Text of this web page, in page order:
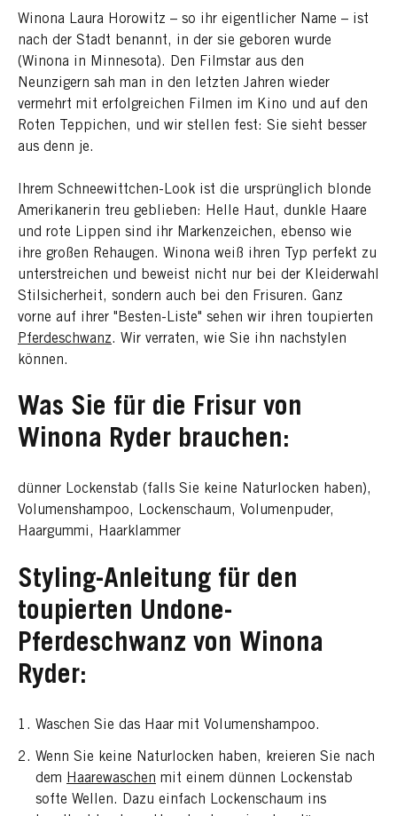
Winona Laura Horowitz – so ihr eigentlicher Name – ist
nach der Stadt benannt, in der sie geboren wurde
(Winona in Minnesota). Den Filmstar aus den
Neunzigern sah man in den letzten Jahren wieder
vermehrt mit erfolgreichen Filmen im Kino und auf den
Roten Teppichen, und wir stellen fest: Sie sieht besser
aus denn je.
Ihrem Schneewittchen-Look ist die ursprünglich blonde
Amerikanerin treu geblieben: Helle Haut, dunkle Haare
und rote Lippen sind ihr Markenzeichen, ebenso wie
ihre großen Rehaugen. Winona weiß ihren Typ perfekt zu
unterstreichen und beweist nicht nur bei der Kleiderwahl
Stilsicherheit, sondern auch bei den Frisuren. Ganz
vorne auf ihrer "Besten-Liste" sehen wir ihren toupierten
Pferdeschwanz. Wir verraten, wie Sie ihn nachstylen
können.
Was Sie für die Frisur von
Winona Ryder brauchen:
dünner Lockenstab (falls Sie keine Naturlocken haben),
Volumenshampoo, Lockenschaum, Volumenpuder,
Haargummi, Haarklammer
Styling-Anleitung für den
toupierten Undone-
Pferdeschwanz von Winona
Ryder:
Waschen Sie das Haar mit Volumenshampoo.
Wenn Sie keine Naturlocken haben, kreieren Sie nach
dem Haarewaschen mit einem dünnen Lockenstab
softe Wellen. Dazu einfach Lockenschaum ins